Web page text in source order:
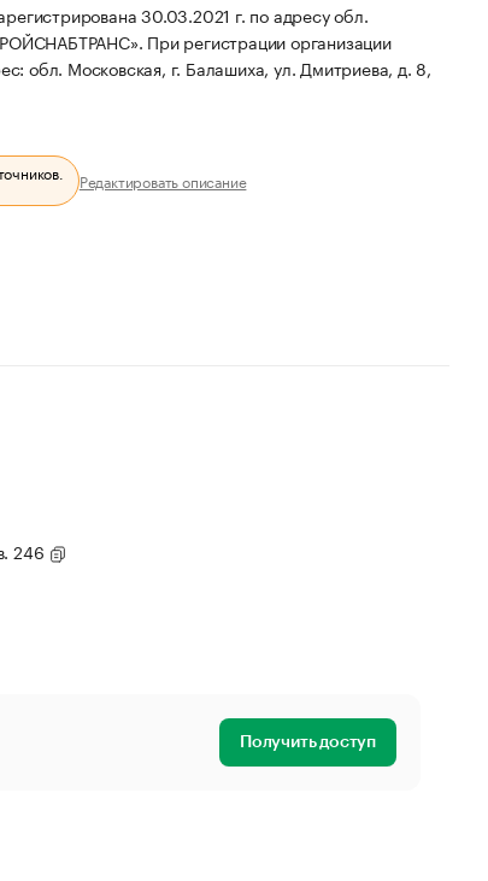
30.03.2021 г. по адресу обл.
При регистрации организации
обл. Московская, г. Балашиха, ул. Дмитриева, д. 8,
Редактировать описание
246
Получить доступ